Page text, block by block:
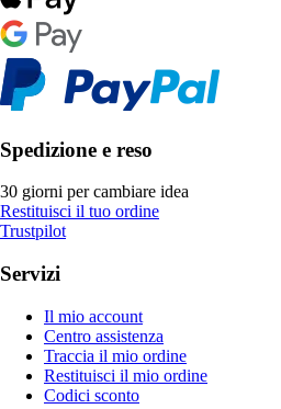
Spedizione e reso
30 giorni per cambiare idea
Restituisci il tuo ordine
Trustpilot
Servizi
Il mio account
Centro assistenza
Traccia il mio ordine
Restituisci il mio ordine
Codici sconto